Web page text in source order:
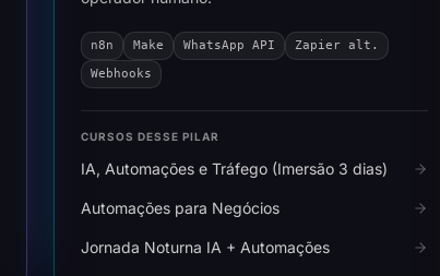
n8n Make WhatsApp API
Zapier alt.
Webhooks
CURSOS DESSE PILAR
IA, Automações e Tráfego (Imersão 3 dias)
Automações para Negócios
Jornada Noturna IA + Automações